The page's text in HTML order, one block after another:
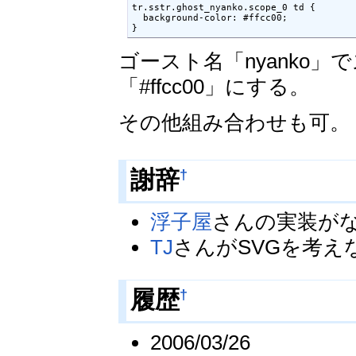
tr.sstr.ghost_nyanko.scope_0 td {
  background-color: #ffcc00;
}
ゴースト名「nyanko」
「#ffcc00」にする。
その他組み合わせも可。
謝辞†
浮子屋さんの実装が
TJさんがSVGを考え
履歴†
2006/03/26